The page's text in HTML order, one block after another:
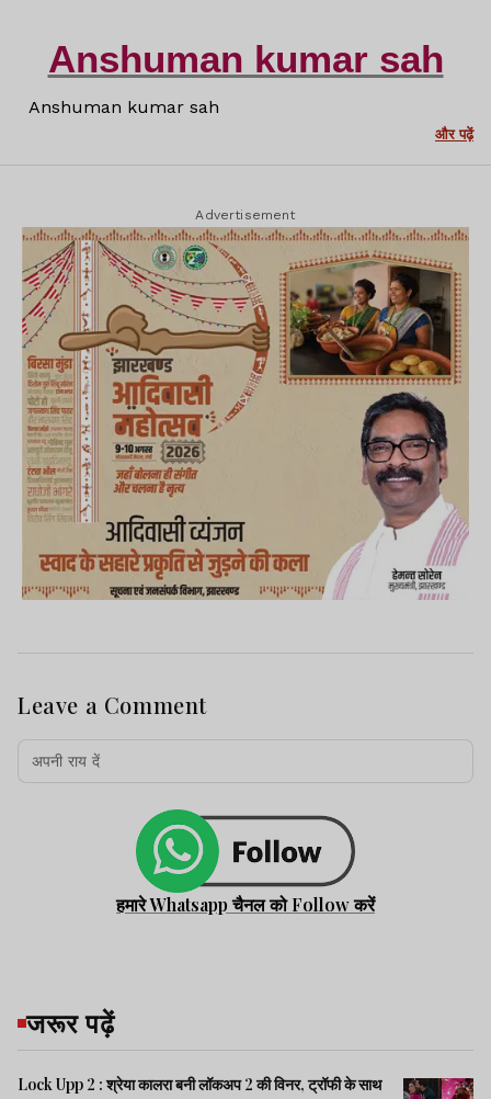
Anshuman kumar sah
Anshuman kumar sah
और पढ़ें
Advertisement
Leave a Comment
हमारे Whatsapp चैनल को Follow करें
जरूर पढ़ें
Lock Upp 2 : श्रेया कालरा बनी लॉकअप 2 की विनर, ट्रॉफी के साथ